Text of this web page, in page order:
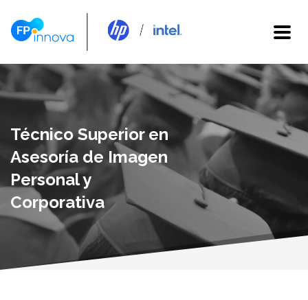
Técnico Superior en
Asesoría de Imagen
Personal y
Corporativa